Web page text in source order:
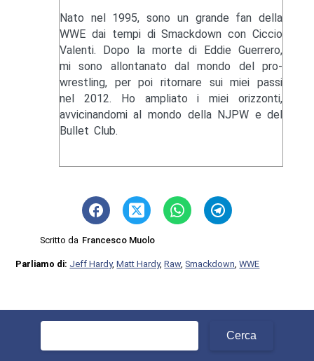
Nato nel 1995, sono un grande fan della
WWE dai tempi di Smackdown con Ciccio
Valenti. Dopo la morte di Eddie Guerrero,
mi sono allontanato dal mondo del pro-
wrestling, per poi ritornare sui miei passi
nel 2012. Ho ampliato i miei orizzonti,
avvicinandomi al mondo della NJPW e del
Bullet Club.
Scritto da Francesco Muolo
Parliamo di: Jeff Hardy,Matt Hardy,Raw,Smackdown ,WWE